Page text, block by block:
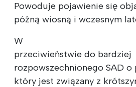
Powoduje pojawienie się
późną wiosną i wczesnym
W
przeciwieństwie do bardziej
rozpowszechnionego SAD
który jest związany z